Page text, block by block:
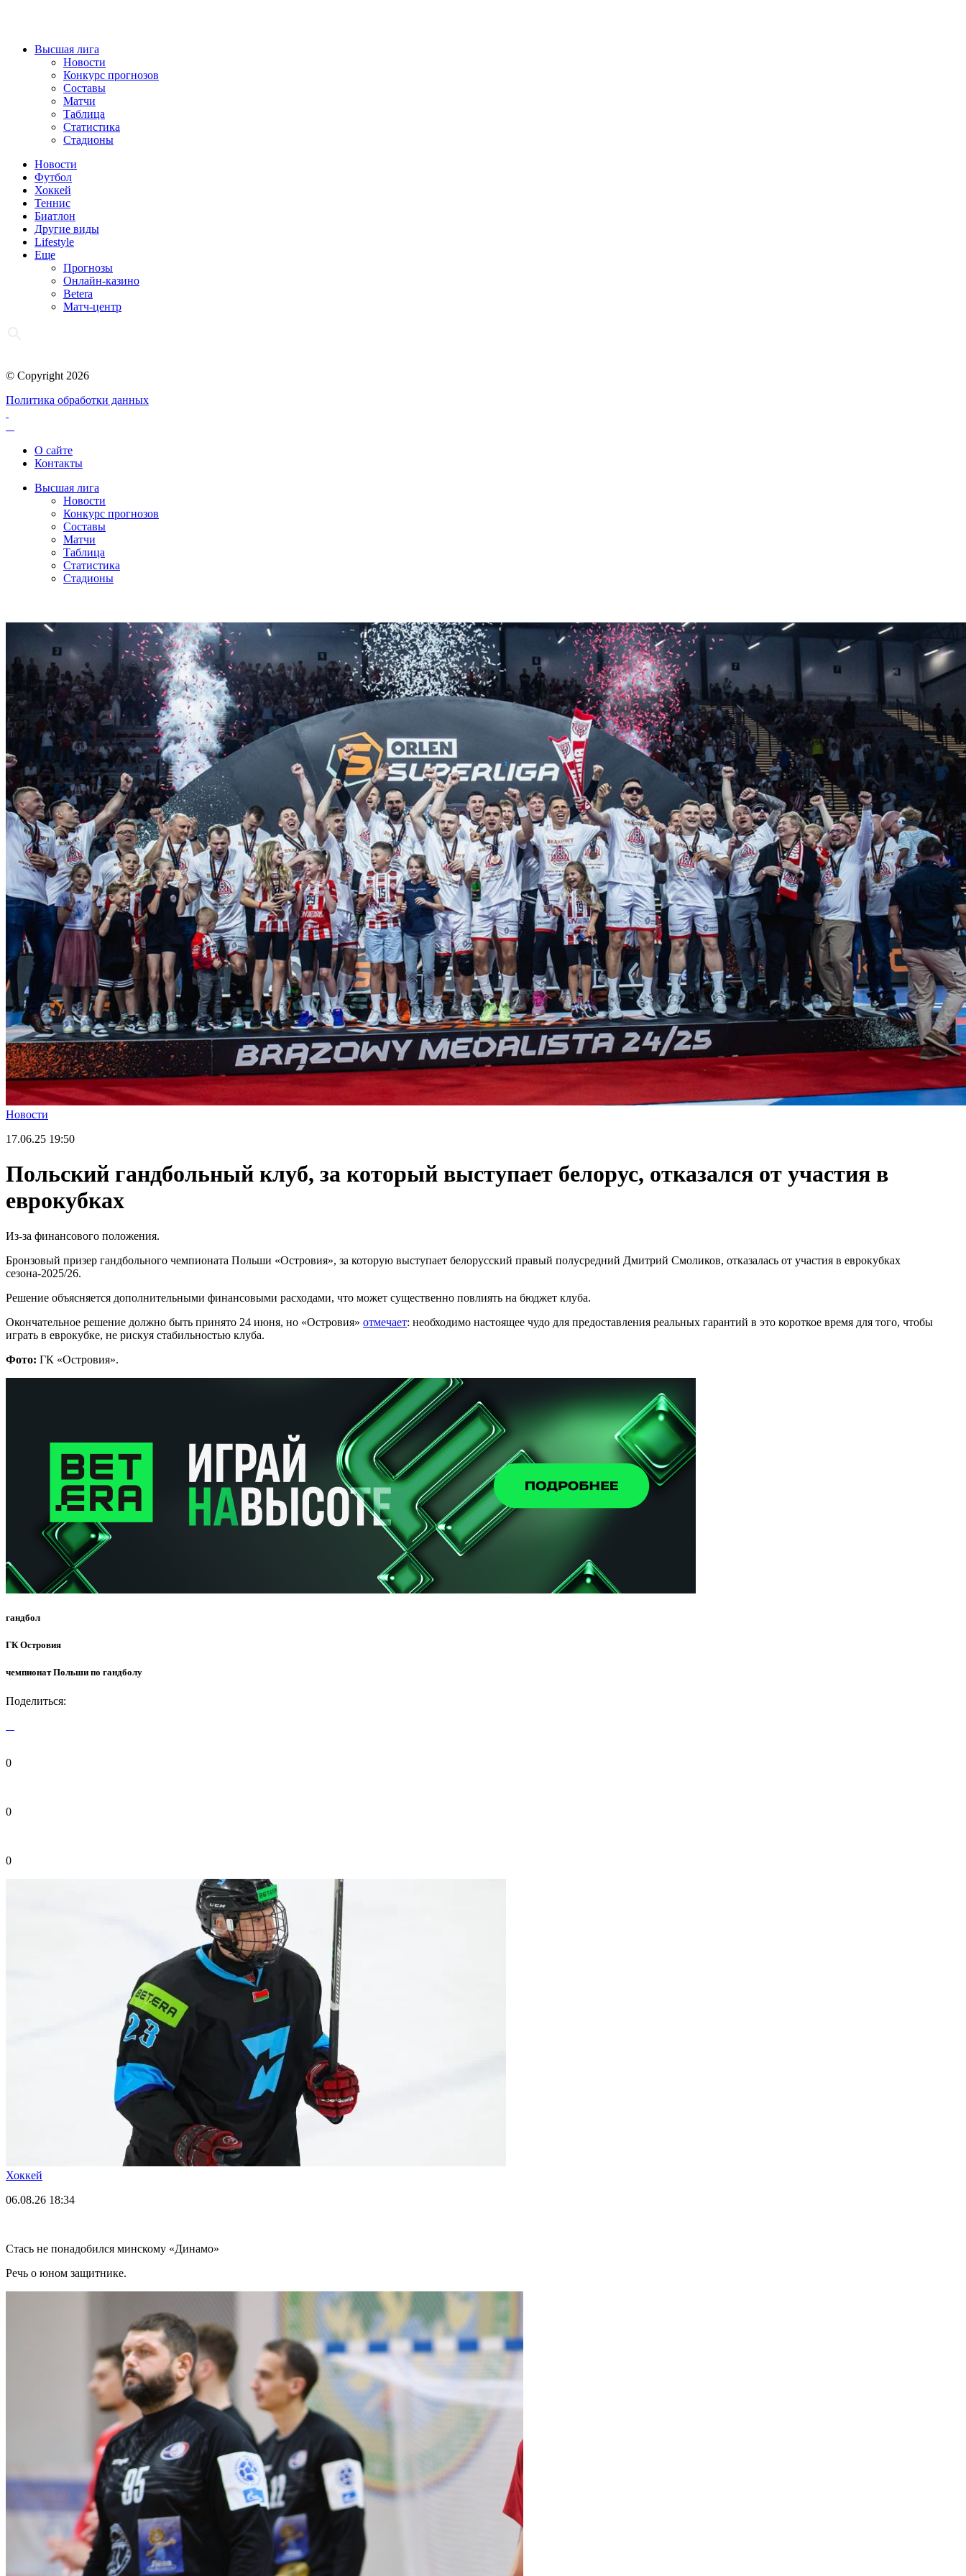
Высшая лига
Новости
Конкурс прогнозов
Составы
Матчи
Таблица
Статистика
Стадионы
Новости
Футбол
Хоккей
Теннис
Биатлон
Другие виды
Lifestyle
Еще
Прогнозы
Онлайн-казино
Betera
Матч-центр
© Copyright 2026
Политика обработки данных
О сайте
Контакты
Высшая лига
Новости
Конкурс прогнозов
Составы
Матчи
Таблица
Статистика
Стадионы
Новости
17.06.25 19:50
Польский гандбольный клуб, за который выступает белорус, отказался от участия в
еврокубках
Из-за финансового положения.
Бронзовый призер гандбольного чемпионата Польши «Островия», за которую выступает белорусский правый полусредний Дмитрий Смоликов, отказалась от участия в еврокубках
сезона-2025/26.
Решение объясняется дополнительными финансовыми расходами, что может существенно повлиять на бюджет клуба.
Окончательное решение должно быть принято 24 июня, но «Островия» отмечает: необходимо настоящее чудо для предоставления реальных гарантий в это короткое время для того, чтобы
играть в еврокубке, не рискуя стабильностью клуба.
Фото: ГК «Островия».
гандбол
ГК Островия
чемпионат Польши по гандболу
Поделиться:
0
0
0
Хоккей
06.08.26 18:34
Стась не понадобился минскому «Динамо»
Речь о юном защитнике.